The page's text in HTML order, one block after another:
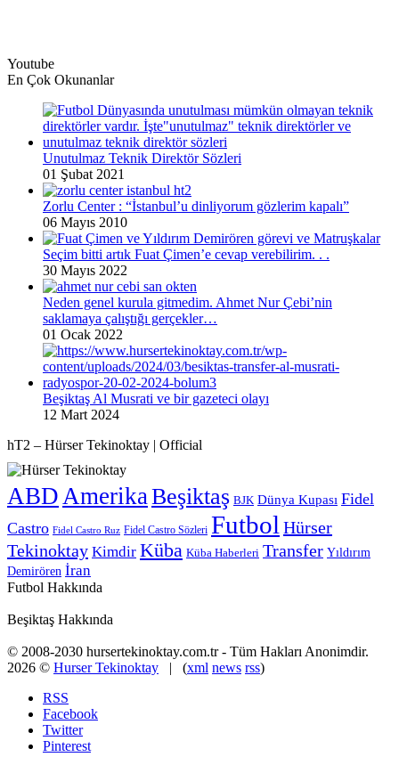
Youtube
En Çok Okunanlar
Unutulmaz Teknik Direktör Sözleri
01 Şubat 2021
Zorlu Center : “İstanbul’u dinliyorum gözlerim kapalı”
06 Mayıs 2010
Seçim bitti artık Fuat Çimen’e cevap verebilirim. . .
30 Mayıs 2022
Neden genel kurula gitmedim. Ahmet Nur Çebi’nin
saklamaya çalıştığı gerçekler…
01 Ocak 2022
Beşiktaş Al Musrati ve bir gazeteci olayı
12 Mart 2024
hT2 – Hürser Tekinoktay | Official
ABD Amerika Beşiktaş BJK Dünya Kupası Fidel
Castro Fidel Castro Ruz Fidel Castro Sözleri Futbol Hürser
Tekinoktay Kimdir Küba Küba Haberleri Transfer Yıldırım
Demirören İran
Futbol Hakkında
Beşiktaş Hakkında
© 2008-2030 hursertekinoktay.com.tr - Tüm Hakları Anonimdir.
2026 © Hurser Tekinoktay | (xml news rss)
RSS
Facebook
Twitter
Pinterest